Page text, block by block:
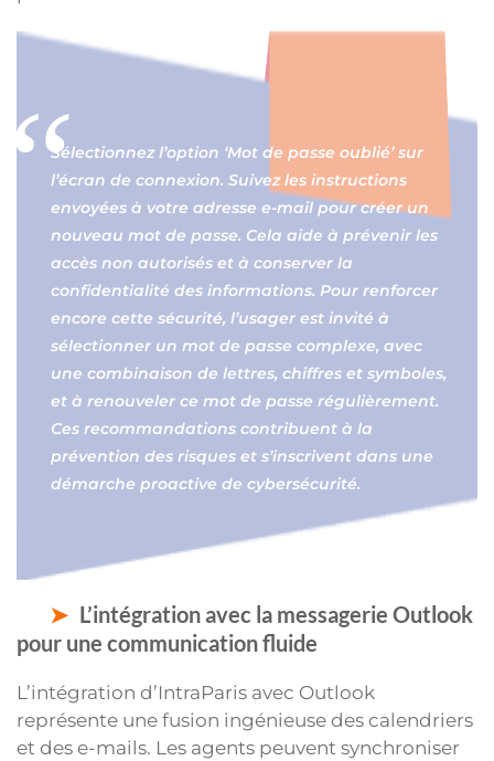
Sélectionnez l’option ‘Mot de passe oublié’ sur
l’écran de connexion. Suivez les instructions
envoyées à votre adresse e-mail pour créer un
nouveau mot de passe. Cela aide à prévenir les
accès non autorisés et à conserver la
confidentialité des informations. Pour renforcer
encore cette sécurité, l’usager est invité à
sélectionner un mot de passe complexe, avec
une combinaison de lettres, chiffres et symboles,
et à renouveler ce mot de passe régulièrement.
Ces recommandations contribuent à la
prévention des risques et s’inscrivent dans une
démarche proactive de cybersécurité.
L’intégration avec la messagerie Outlook
pour une communication fluide
L’intégration d’IntraParis avec Outlook
représente une fusion ingénieuse des calendriers
et des e-mails. Les agents peuvent synchroniser